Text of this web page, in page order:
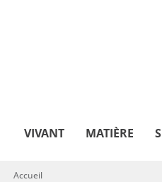
VIVANT MATIÈRE
Vous êtes ici
Accueil